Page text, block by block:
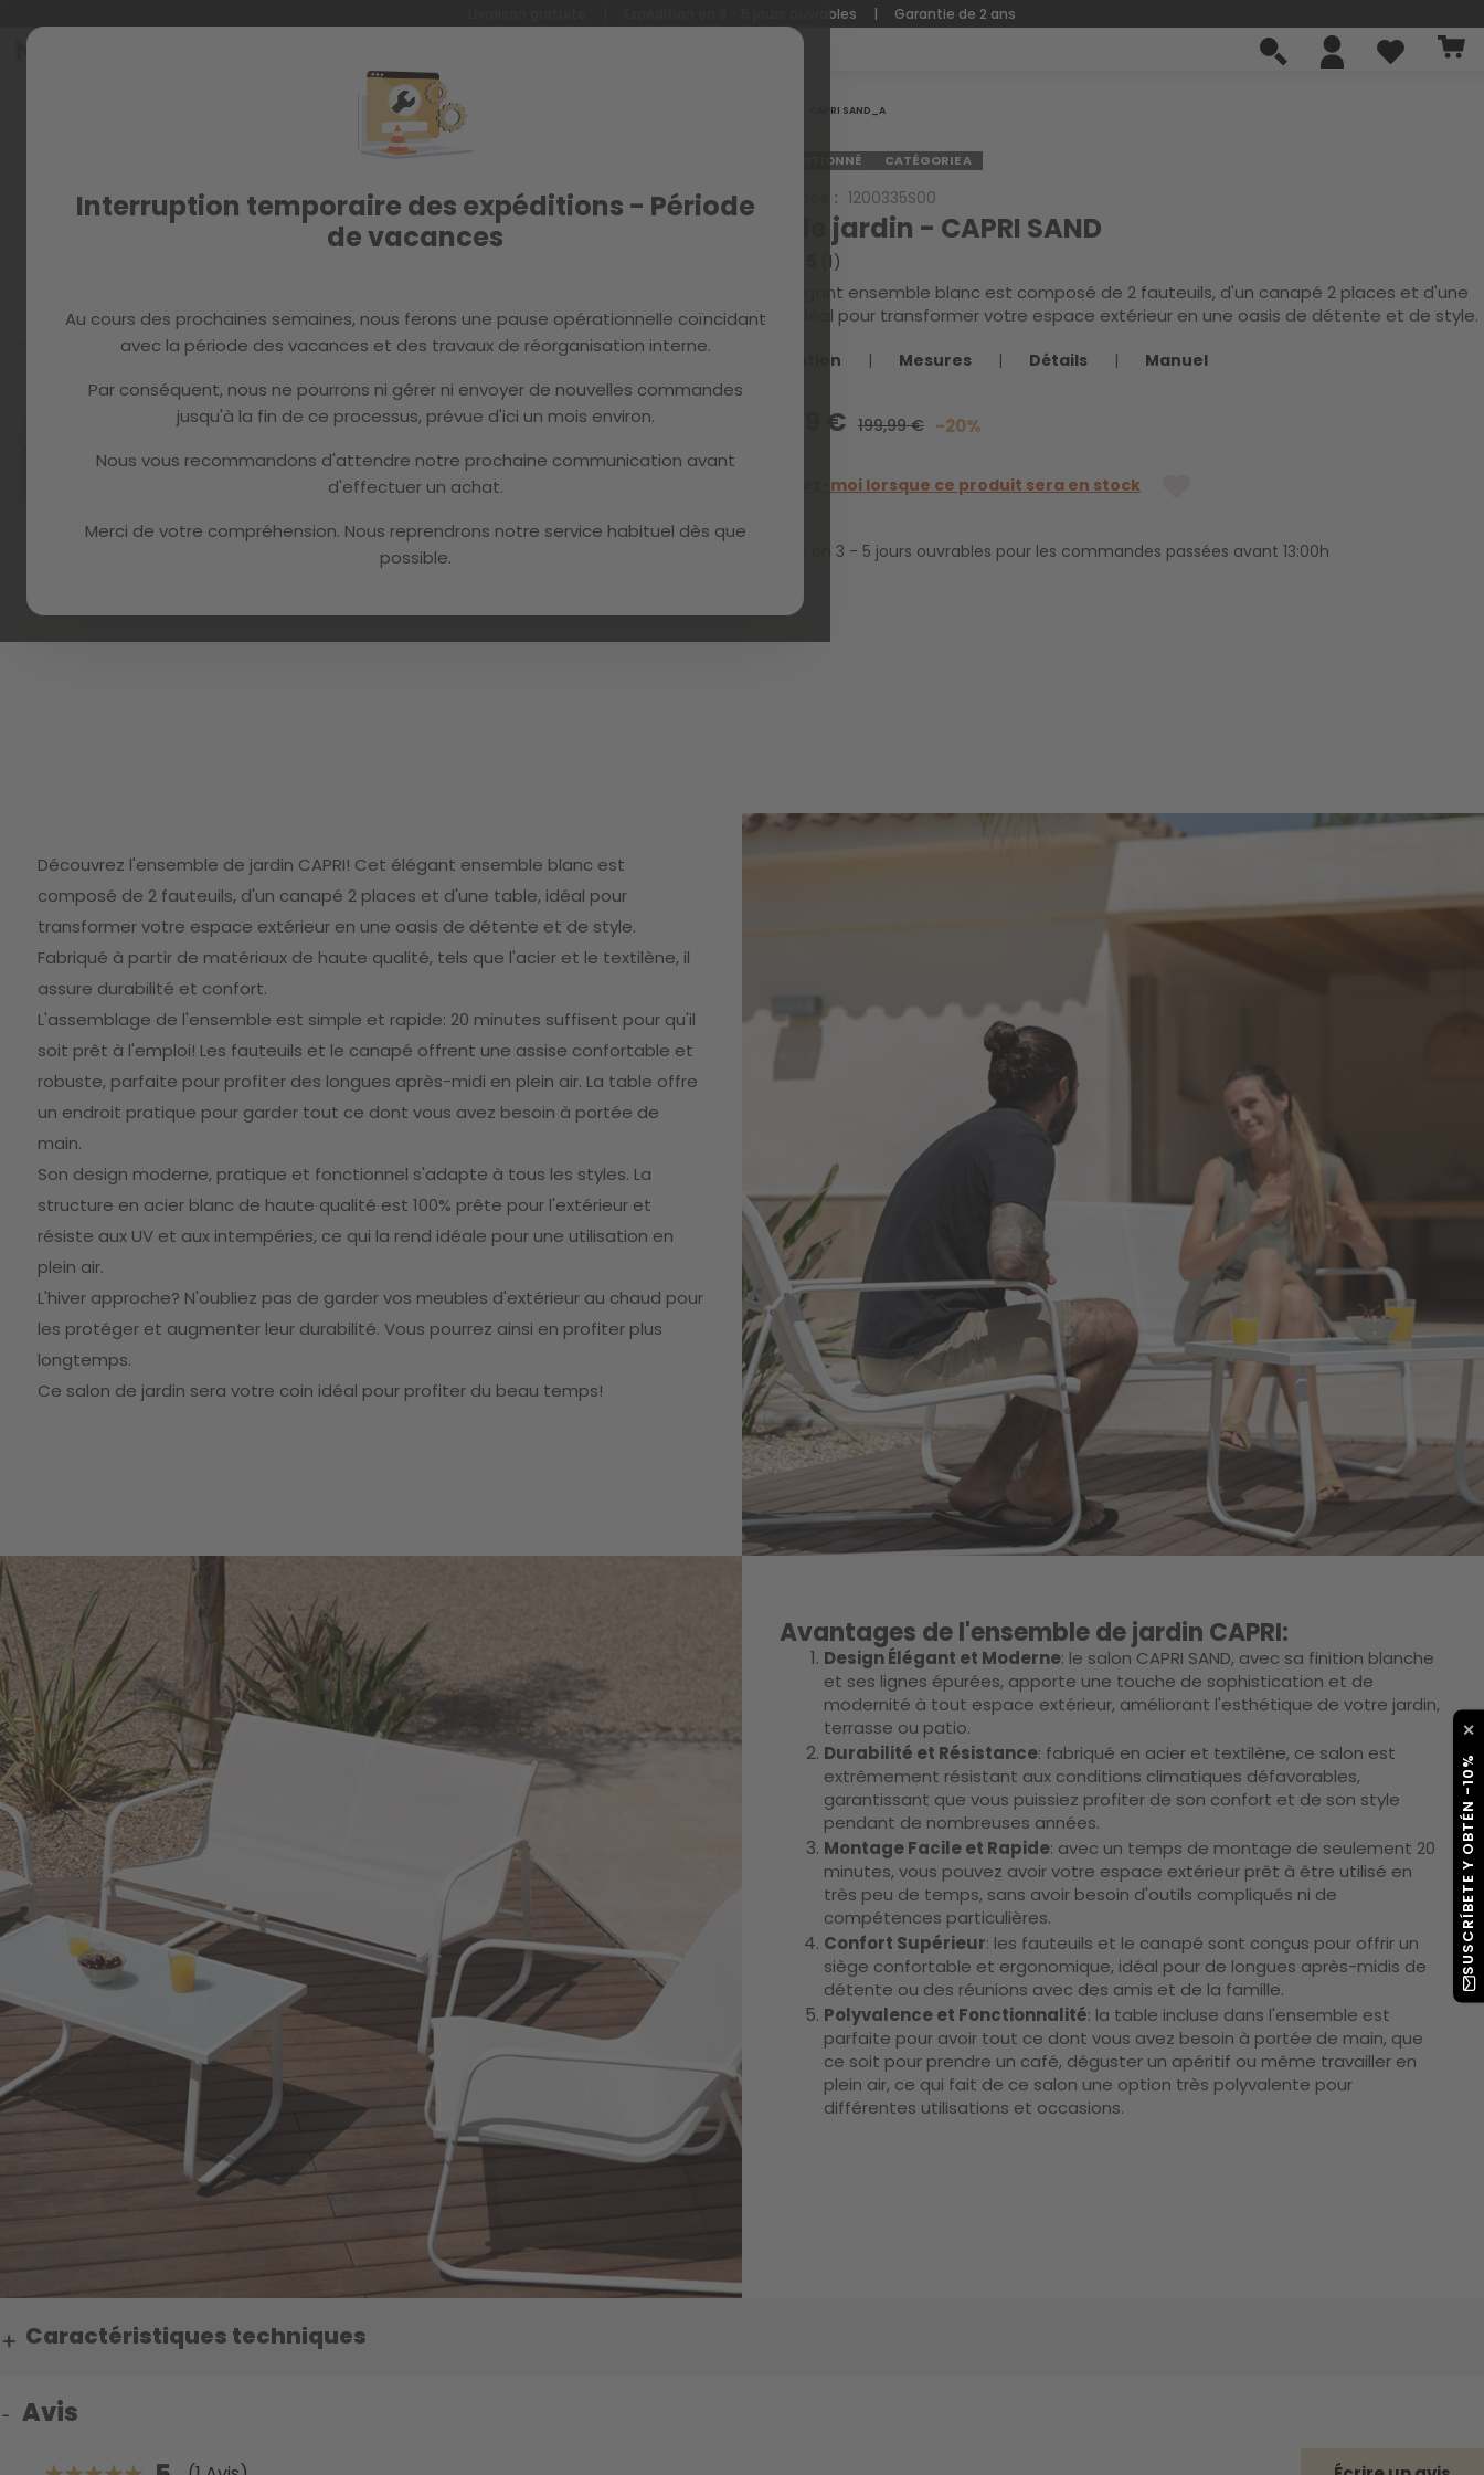
Interruption temporaire des expéditions - Période
de vacances
Au cours des prochaines semaines, nous ferons une pause opérationnelle coïncidant
avec la période des vacances et des travaux de réorganisation interne.
Par conséquent, nous ne pourrons ni gérer ni envoyer de nouvelles commandes
jusqu'à la fin de ce processus, prévue d'ici un mois environ.
Nous vous recommandons d'attendre notre prochaine communication avant
d'effectuer un achat.
Merci de votre compréhension. Nous reprendrons notre service habituel dès que
possible.
Expédition en 3 - 5 jours ouvrables | Garantie de 2 ans
Allez
beginning
images
CAPRI SAND_A
RECONDITIONNÉ CATÉGORIE A
Référence : 1200335S00
Set de jardin - CAPRI SAND
(1)
Cet élégant ensemble blanc est composé de 2 fauteuils, d'un canapé 2 places et d'une
table, idéal pour transformer votre espace extérieur en une oasis de détente et de style.
Description | Mesures | Détails | Manuel
159,99 € 199,99 € -20%
Prévenez-moi lorsque ce produit sera en stock
Livraison en 3 - 5 jours ouvrables pour les commandes passées avant 13:00h
Découvrez l'ensemble de jardin CAPRI! Cet élégant ensemble blanc est
composé de 2 fauteuils, d'un canapé 2 places et d'une table, idéal pour
transformer votre espace extérieur en une oasis de détente et de style.
Fabriqué à partir de matériaux de haute qualité, tels que l'acier et le textilène, il
assure durabilité et confort.
L'assemblage de l'ensemble est simple et rapide: 20 minutes suffisent pour qu'il
soit prêt à l'emploi! Les fauteuils et le canapé offrent une assise confortable et
robuste, parfaite pour profiter des longues après-midi en plein air. La table offre
un endroit pratique pour garder tout ce dont vous avez besoin à portée de
main.
Son design moderne, pratique et fonctionnel s'adapte à tous les styles. La
structure en acier blanc de haute qualité est 100% prête pour l'extérieur et
résiste aux UV et aux intempéries, ce qui la rend idéale pour une utilisation en
plein air.
L'hiver approche? N'oubliez pas de garder vos meubles d'extérieur au chaud pour
les protéger et augmenter leur durabilité. Vous pourrez ainsi en profiter plus
longtemps.
Ce salon de jardin sera votre coin idéal pour profiter du beau temps!
Avantages de l'ensemble de jardin CAPRI:
Design Élégant et Moderne: le salon CAPRI SAND, avec sa finition blanche
et ses lignes épurées, apporte une touche de sophistication et de
modernité à tout espace extérieur, améliorant l'esthétique de votre jardin,
terrasse ou patio.
Durabilité et Résistance: fabriqué en acier et textilène, ce salon est
extrêmement résistant aux conditions climatiques défavorables,
garantissant que vous puissiez profiter de son confort et de son style
pendant de nombreuses années.
Montage Facile et Rapide: avec un temps de montage de seulement 20
minutes, vous pouvez avoir votre espace extérieur prêt à être utilisé en
très peu de temps, sans avoir besoin d'outils compliqués ni de
compétences particulières.
Confort Supérieur: les fauteuils et le canapé sont conçus pour offrir un
siège confortable et ergonomique, idéal pour de longues après-midis de
détente ou des réunions avec des amis et de la famille.
Polyvalence et Fonctionnalité: la table incluse dans l'ensemble est
parfaite pour avoir tout ce dont vous avez besoin à portée de main, que
ce soit pour prendre un café, déguster un apéritif ou même travailler en
plein air, ce qui fait de ce salon une option très polyvalente pour
différentes utilisations et occasions.
Caractéristiques techniques
Avis
✕
SUSCRÍBETE Y OBTÉN -10%